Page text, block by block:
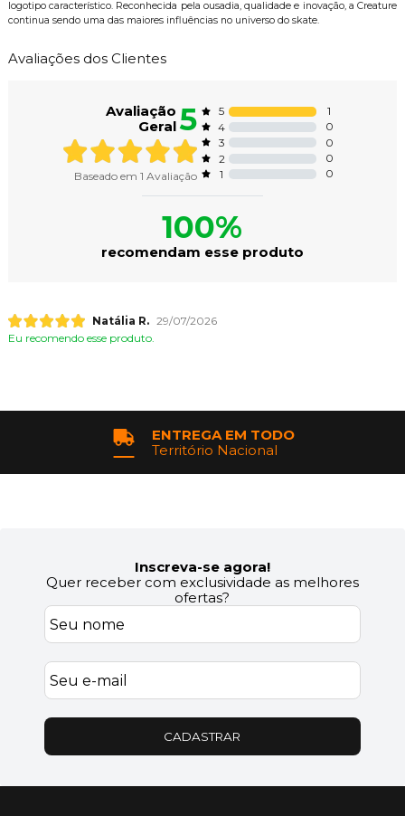
logotipo característico. Reconhecida pela ousadia, qualidade e inovação, a Creature
continua sendo uma das maiores influências no universo do skate.
Avaliações dos Clientes
Avaliação
Geral5
Baseado em 1 Avaliação
5
1
4
0
3
0
2
0
1
0
100%
recomendam esse produto
Natália R. 29/07/2026
Eu recomendo esse produto.
ENTREGA EM TODO
Território Nacional
Inscreva-se agora!
Quer receber com exclusividade as melhores
ofertas?
CADASTRAR